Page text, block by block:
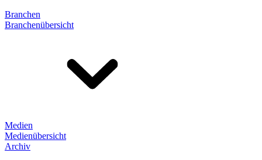
Branchen
Branchenübersicht
Medien
Medienübersicht
Archiv